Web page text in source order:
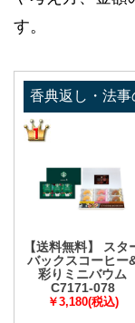
す。
香典返し・法
【送料無料】 スタ
バックスコーヒー
彩りミニバウム
C7171-078
￥3,180(税込)